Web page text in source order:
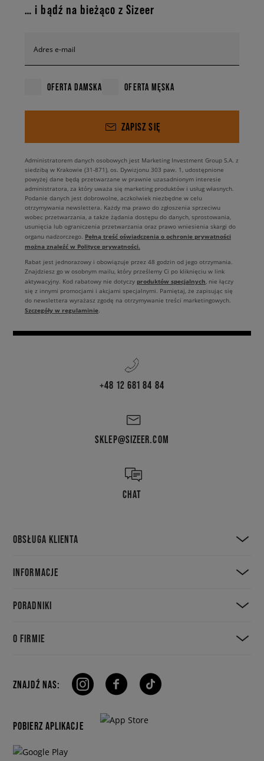
… i bądź na bieżąco z Sizeer
Adres e-mail
OFERTA DAMSKA OFERTA MĘSKA
ZAPISZ SIĘ
Administratorem danych osobowych jest Marketing Investment Group S.A. z
siedzibą w Krakowie (31-871), os. Dywizjonu 303 paw. 1, udostępnione
powyżej dane będą przetwarzane w prawnie uzasadnionym interesie
administratora, za który uważa się marketing produktów i usług własnych.
Podanie danych jest dobrowolne, aczkolwiek niezbędne w celu
otrzymywania newslettera. Każdy ma prawo do zgłoszenia sprzeciwu
wobec przetwarzania, a także żądania dostępu do danych, sprostowania,
usunięcia lub ograniczenia przetwarzania oraz prawo wniesienia skargi do
organu nadzorczego. Pełną treść oświadczenia o ochronie prywatności
można znaleźć w Polityce prywatności.
Rabat jest jednorazowy i obowiązuje przez 48 godzin od jego otrzymania.
Znajdziesz go w osobnym mailu, który prześlemy Ci po kliknięciu w link
aktywacyjny. Kod rabatowy nie dotyczy produktów specjalnych, nie łączy
się z innymi promocjami i akcjami specjalnymi. Pamiętaj, że zapisując się
do newslettera wyrażasz zgodę na otrzymywanie treści marketingowych.
Szczegóły w regulaminie.
+48 12 681 84 84
SKLEP@SIZEER.COM
CHAT
OBSŁUGA KLIENTA
INFORMACJE
PORADNIKI
O FIRMIE
ZNAJDŹ NAS:
POBIERZ APLIKACJE